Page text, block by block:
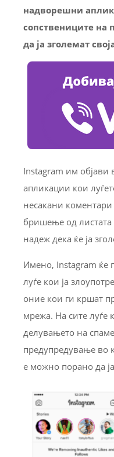
надворешни
сопствениците на
да ја зголемат
Instagram им објави
апликации кои
несакани
бришење од
надеж дека ќе ја
Имено, Instagram ќе
луѓе кои ја
оние кои ги кршат
мрежа. На сите луѓе
делувањето на
предупредување во
е можно порано да